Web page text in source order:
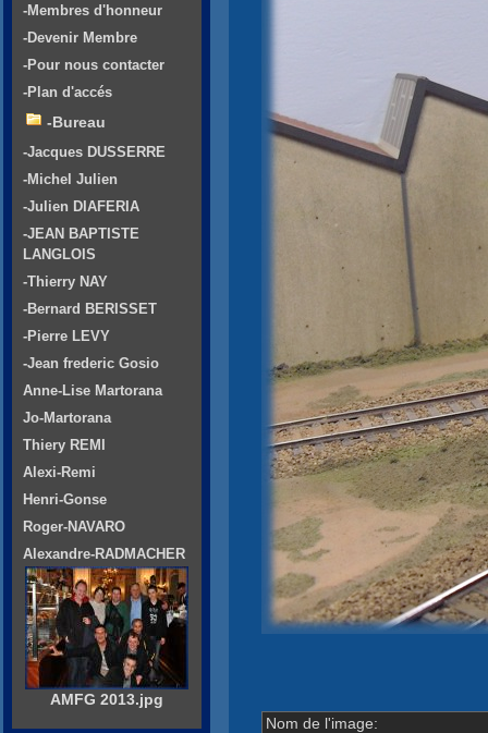
Nom de l'image:
-Membres d'honneur
-Devenir Membre
-Pour nous contacter
-Plan d'accés
-Bureau
-Jacques DUSSERRE
-Michel Julien
-Julien DIAFERIA
-JEAN BAPTISTE
LANGLOIS
-Thierry NAY
-Bernard BERISSET
-Pierre LEVY
-Jean frederic Gosio
Anne-Lise Martorana
Jo-Martorana
Thiery REMI
Alexi-Remi
Henri-Gonse
Roger-NAVARO
Alexandre-RADMACHER
AMFG 2013.jpg